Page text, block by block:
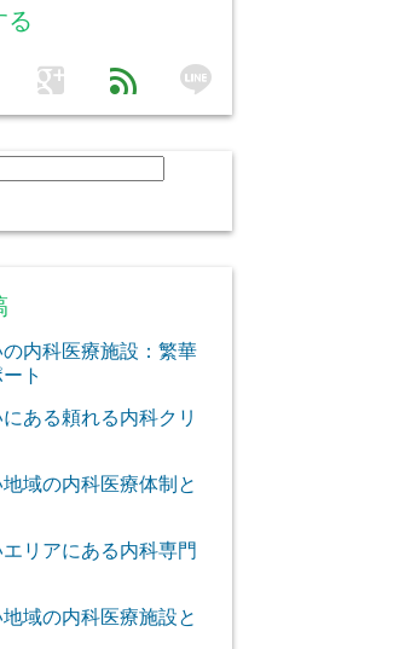
る
google feed line
内科医療施設：繁華
ト
ある頼れる内科クリ
域の内科医療体制と
リアにある内科専門
域の内科医療施設と